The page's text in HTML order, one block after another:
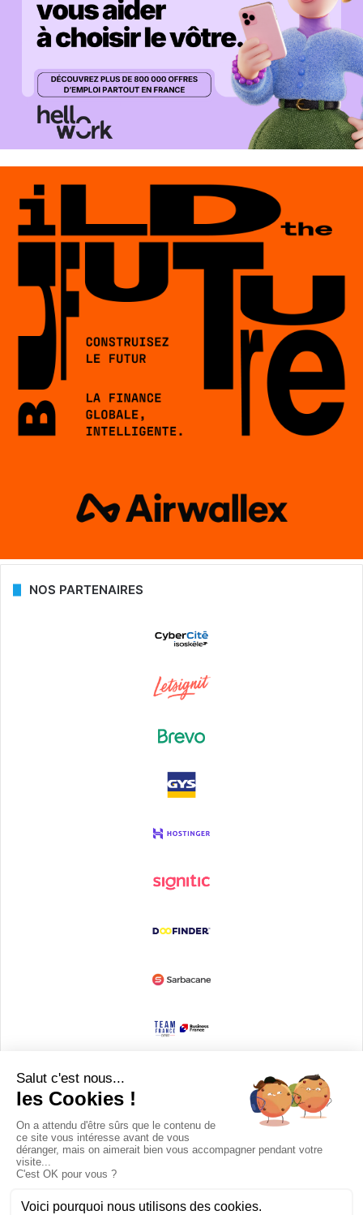
NOS PARTENAIRES
Devenir partenaire
© Copyright 2008 / 2026,DECODE MEDIA, The Innovation Media